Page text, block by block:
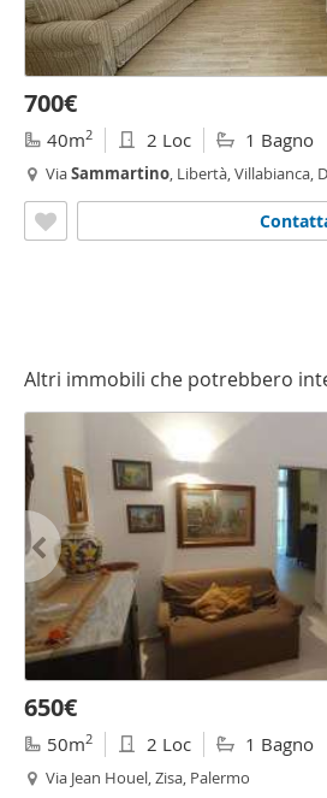
700€
40m2 2 Loc 1 Bagno
ViaSammartino, Libertà, Villabianca,
Altri immobili che potrebbero
650€
50m2 2 Loc 1 Bagno
Via Jean Houel, Zisa, Palermo